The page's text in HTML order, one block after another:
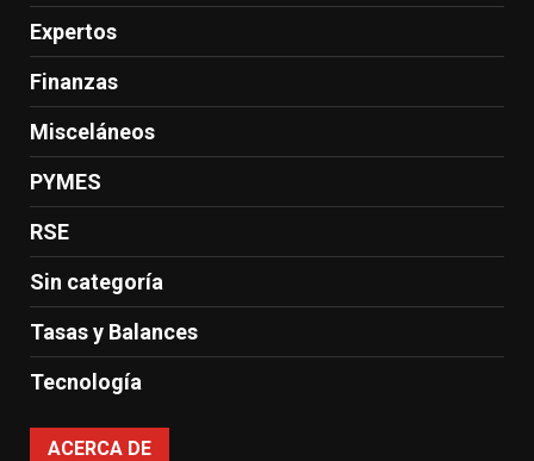
Expertos
Finanzas
Misceláneos
PYMES
RSE
Sin categoría
Tasas y Balances
Tecnología
ACERCA DE